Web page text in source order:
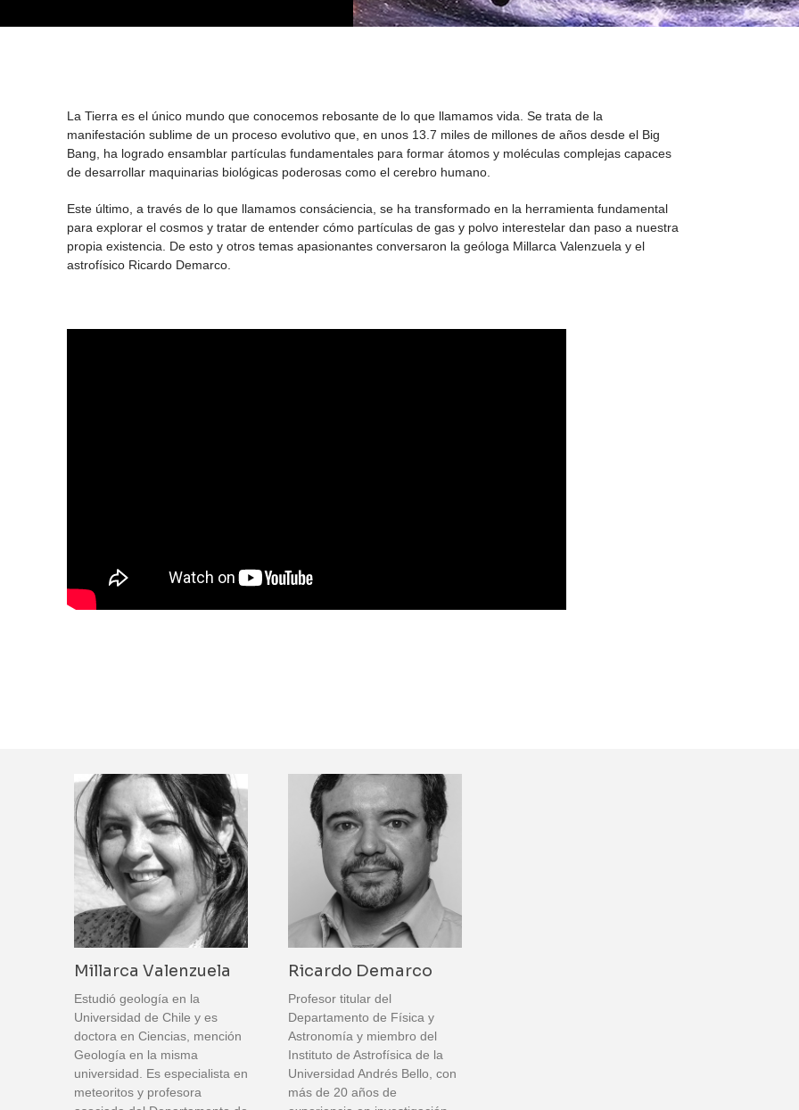
La Tierra es el único mundo que conocemos rebosante de lo que llamamos vida. Se trata de la
manifestación sublime de un proceso evolutivo que, en unos 13.7 miles de millones de años desde el Big
Bang, ha logrado ensamblar partículas fundamentales para formar átomos y moléculas complejas capaces
de desarrollar maquinarias biológicas poderosas como el cerebro humano.
Este último, a través de lo que llamamos consáciencia, se ha transformado en la herramienta fundamental
para explorar el cosmos y tratar de entender cómo partículas de gas y polvo interestelar dan paso a nuestra
propia existencia. De esto y otros temas apasionantes conversaron la geóloga Millarca Valenzuela y el
astrofísico Ricardo Demarco.
Millarca Valenzuela
Estudió geología en la
Universidad de Chile y es
doctora en Ciencias, mención
Geología en la misma
universidad. Es especialista en
meteoritos y profesora
Ricardo Demarco
Profesor titular del
Departamento de Física y
Astronomía y miembro del
Instituto de Astrofísica de la
Universidad Andrés Bello, con
más de 20 años de